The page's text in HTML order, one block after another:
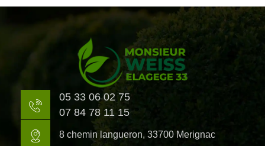
05 33 06 02 75
07 84 78 11 15
8 chemin langueron, 33700 Merignac